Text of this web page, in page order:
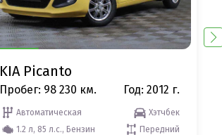
KIA Picanto
Пробег: 98 230 км. Год: 2012 г.
Автоматическая
Хэтчбек
1.2 л, 85 л.с., Бензин
Передний